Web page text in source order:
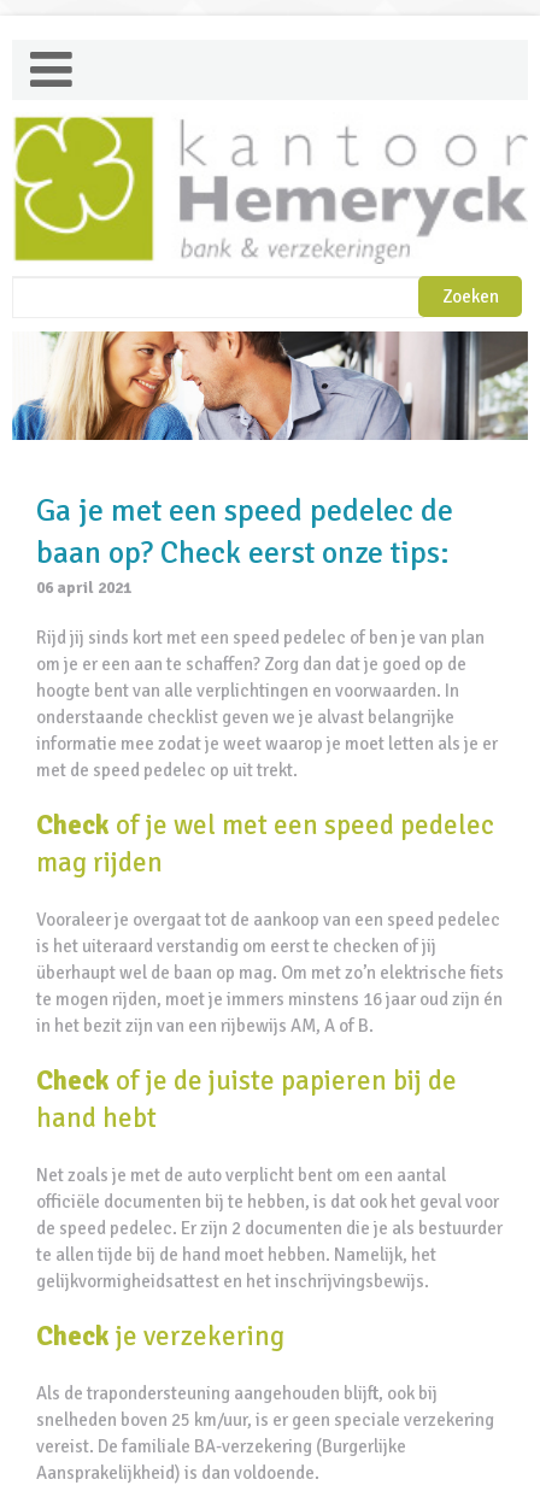
Ga je met een speed pedelec de
baan op? Check eerst onze tips:
06 april 2021
Rijd jij sinds kort met een speed pedelec of ben je van plan
om je er een aan te schaffen? Zorg dan dat je goed op de
hoogte bent van alle verplichtingen en voorwaarden. In
onderstaande checklist geven we je alvast belangrijke
informatie mee zodat je weet waarop je moet letten als je er
met de speed pedelec op uit trekt.
Check of je wel met een speed pedelec
mag rijden
Vooraleer je overgaat tot de aankoop van een speed pedelec
is het uiteraard verstandig om eerst te checken of jij
überhaupt wel de baan op mag. Om met zo’n elektrische fiets
te mogen rijden, moet je immers minstens 16 jaar oud zijn én
in het bezit zijn van een rijbewijs AM, A of B.
Check of je de juiste papieren bij de
hand hebt
Net zoals je met de auto verplicht bent om een aantal
officiële documenten bij te hebben, is dat ook het geval voor
de speed pedelec. Er zijn 2 documenten die je als bestuurder
te allen tijde bij de hand moet hebben. Namelijk, het
gelijkvormigheidsattest en het inschrijvingsbewijs.
Checkje verzekering
Als de trapondersteuning aangehouden blijft, ook bij
snelheden boven 25 km/uur, is er geen speciale verzekering
vereist. De familiale BA-verzekering (Burgerlijke
Aansprakelijkheid) is dan voldoende.